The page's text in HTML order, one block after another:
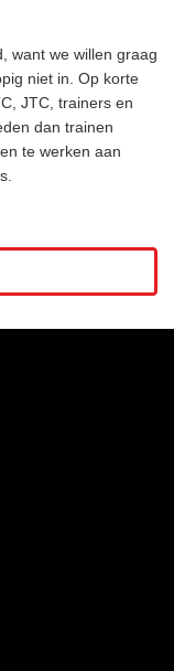
want we willen graag
niet in. Op korte
JTC, trainers en
dan trainen
te werken aan